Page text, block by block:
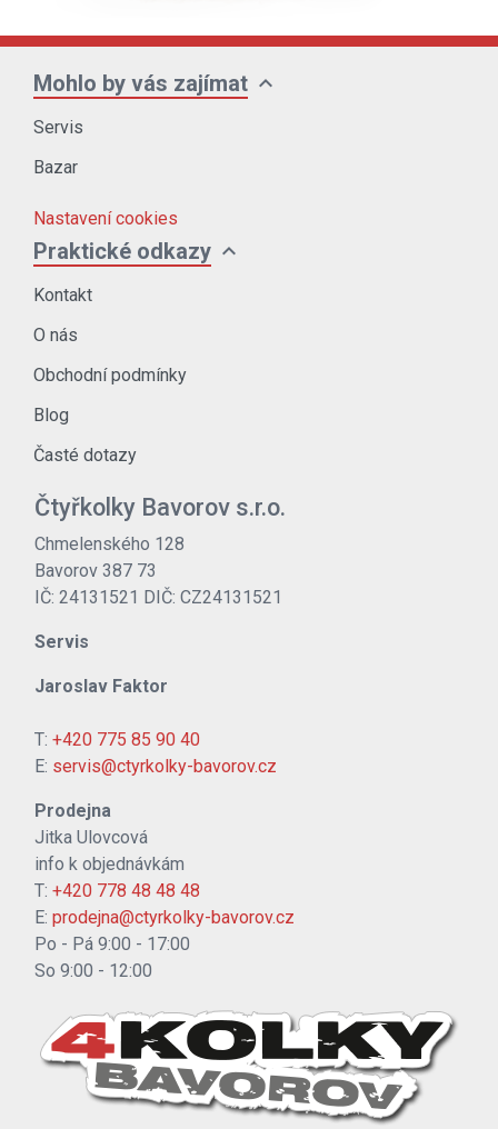
Mohlo by vás zajímat expand_more
Servis
Bazar
Nastavení cookies
Praktické odkazy expand_more
Kontakt
O nás
Obchodní podmínky
Blog
Časté dotazy
Čtyřkolky Bavorov s.r.o.
Chmelenského 128
Bavorov 387 73
IČ: 24131521 DIČ: CZ24131521
Servis
Jaroslav Faktor
T: +420 775 85 90 40
E: servis@ctyrkolky-bavorov.cz
Prodejna
Jitka Ulovcová
info k objednávkám
T: +420 778 48 48 48
E: prodejna@ctyrkolky-bavorov.cz
Po - Pá 9:00 - 17:00
So 9:00 - 12:00